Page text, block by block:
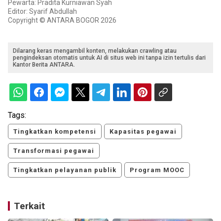
Pewarta: Pradita Kurniawan Syah
Editor: Syarif Abdullah
Copyright © ANTARA BOGOR 2026
Dilarang keras mengambil konten, melakukan crawling atau
pengindeksan otomatis untuk AI di situs web ini tanpa izin tertulis dari
Kantor Berita ANTARA.
Tags:
Tingkatkan kompetensi Kapasitas pegawai
Transformasi pegawai
Tingkatkan pelayanan publik Program MOOC
Terkait